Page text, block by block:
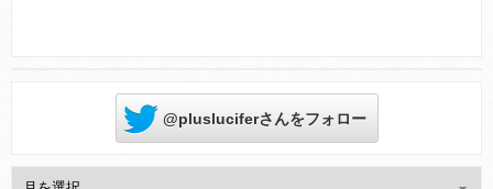
@plusluciferさんをフォロー